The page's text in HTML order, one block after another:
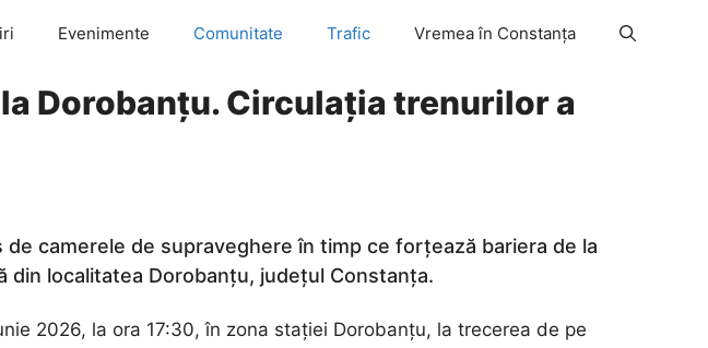
Evenimente Comunitate Trafic Vremea în Constanța
Dorobanțu. Circulația trenurilor a
camerele de supraveghere în timp ce forțează bariera de la
din localitatea Dorobanțu, județul Constanța.
2026, la ora 17:30, în zona stației Dorobanțu, la trecerea de pe